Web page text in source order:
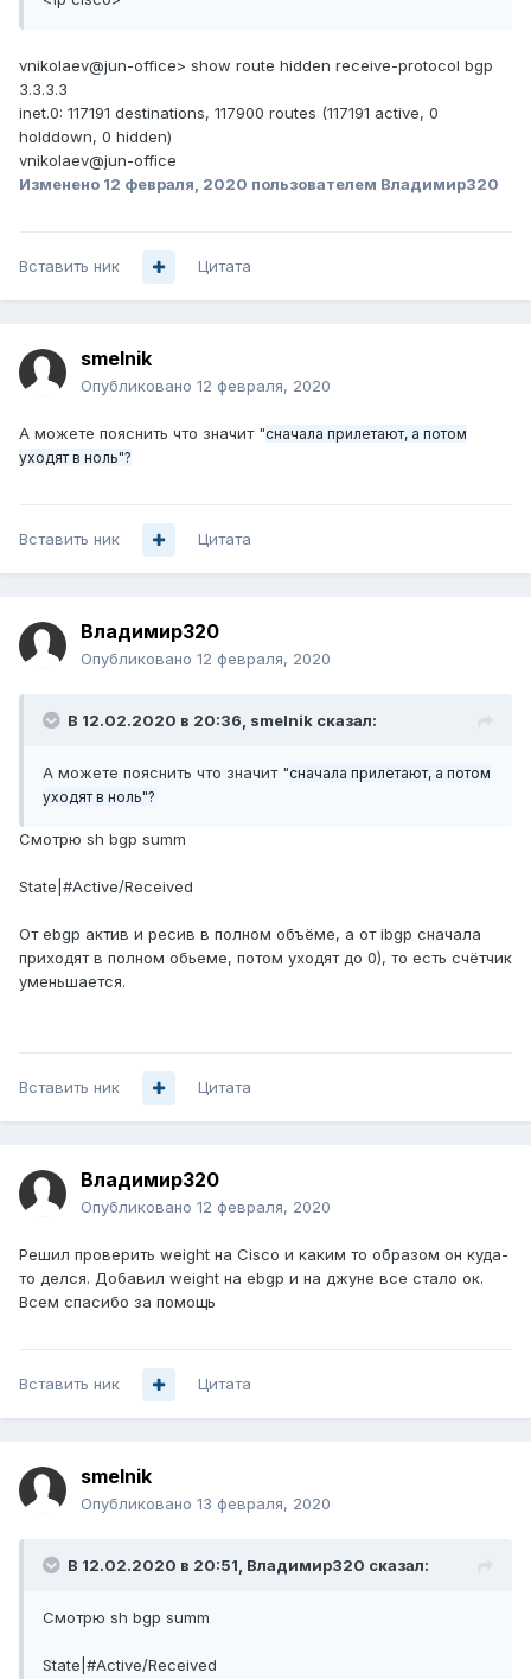
vnikolaev@jun-office> show route hidden receive-protocol bgp
3.3.3.3
inet.0: 117191 destinations, 117900 routes (117191 active, 0
holddown, 0 hidden)
vnikolaev@jun-office
Изменено 12 февраля, 2020 пользователем Владимир320
Вставить ник Цитата
smelnik
Опубликовано 12 февраля, 2020
А можете пояснить что значит "сначала прилетают, а потом
уходят в ноль"?
Вставить ник Цитата
Владимир320
Опубликовано 12 февраля, 2020
В 12.02.2020 в 20:36, smelnik сказал:
А можете пояснить что значит "сначала прилетают, а потом
уходят в ноль"?
Смотрю sh bgp summ
State|#Active/Received
От ebgp актив и ресив в полном объёме, а от ibgp сначала
приходят в полном обьеме, потом уходят до 0), то есть счётчик
уменьшается.
Вставить ник Цитата
Владимир320
Опубликовано 12 февраля, 2020
Решил проверить weight на Cisco и каким то образом он куда-
то делся. Добавил weight на ebgp и на джуне все стало ок.
Всем спасибо за помощь
Вставить ник Цитата
smelnik
Опубликовано 13 февраля, 2020
В 12.02.2020 в 20:51, Владимир320 сказал:
Смотрю sh bgp summ
State|#Active/Received